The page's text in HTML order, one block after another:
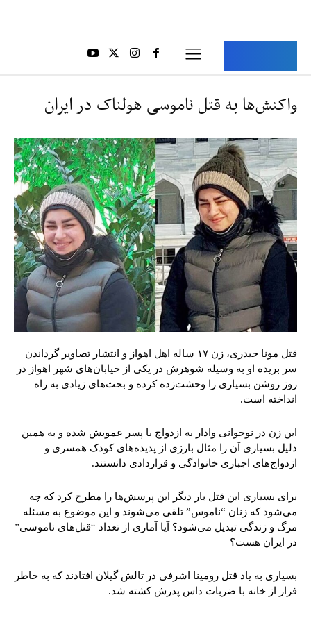
واکنش‌ها به قتل ناموسی هولناک در ایران
قتل مونا حیدری، زن ۱۷ ساله اهل اهواز و انتشار تصاویر گرداندن
سر بریده او به وسیله شوهرش در یکی از خیابان‌های شهر اهواز در
روز روشن بسیاری را وحشت‌زده کرده و بحث‌های زیادی به‌ راه
انداخته است.
این زن در نوجوانی وادار به ازدواج با پسر عمویش شده و به همین
دلیل بسیاری آن را مثال بارزی از پدیده‌های کودک همسری و
ازدواج‌های اجباری خانوادگی و قراردادی دانستند.
برای بسیاری این قتل بار دیگر این پرسش‌ها را مطرح کرد که چه
می‌شود که زنان “ناموس” تلقی می‌شوند و این موضوع به مسئله
مرگ و زندگی تبدیل می‌شود؟ آیا آماری از تعداد “قتل‌های ناموسی”
در ایران هست؟
بسیاری به یاد قتل رومینا اشرفی در تالش گیلان افتادند که به خاطر
فرار از خانه با ضربات داس پدرش کشته شد.